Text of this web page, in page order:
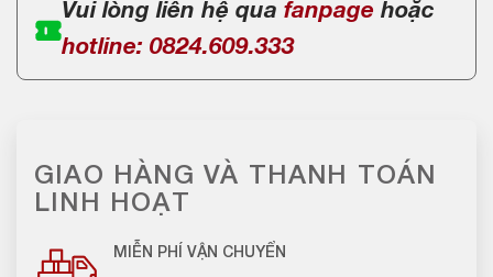
Vui lòng liên hệ qua fanpage hoặc
hotline: 0824.609.333
GIAO HÀNG VÀ THANH TOÁN
LINH HOẠT
MIỄN PHÍ VẬN CHUYỂN